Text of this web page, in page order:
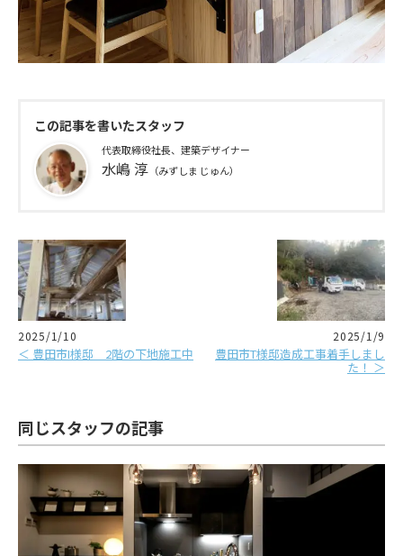
この記事を書いたスタッフ
代表取締役社長、建築デザイナー
水嶋 淳 （みずしま じゅん）
2025/1/10
＜ 豊田市I様邸 2階の下地施工中
2025/1/9
豊田市T様邸造成工事着手しまし
た！ ＞
同じスタッフの記事